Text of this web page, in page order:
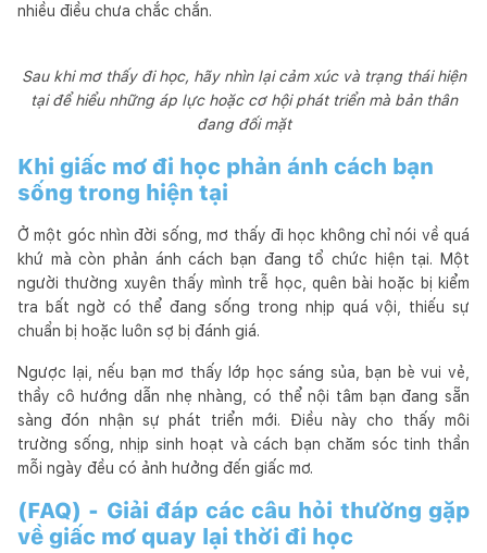
nhiều điều chưa chắc chắn.
Sau khi mơ thấy đi học, hãy nhìn lại cảm xúc và trạng thái hiện
tại để hiểu những áp lực hoặc cơ hội phát triển mà bản thân
đang đối mặt
Khi giấc mơ đi học phản ánh cách bạn
sống trong hiện tại
Ở một góc nhìn đời sống, mơ thấy đi học không chỉ nói về quá
khứ mà còn phản ánh cách bạn đang tổ chức hiện tại. Một
người thường xuyên thấy mình trễ học, quên bài hoặc bị kiểm
tra bất ngờ có thể đang sống trong nhịp quá vội, thiếu sự
chuẩn bị hoặc luôn sợ bị đánh giá.
Ngược lại, nếu bạn mơ thấy lớp học sáng sủa, bạn bè vui vẻ,
thầy cô hướng dẫn nhẹ nhàng, có thể nội tâm bạn đang sẵn
sàng đón nhận sự phát triển mới. Điều này cho thấy môi
trường sống, nhịp sinh hoạt và cách bạn chăm sóc tinh thần
mỗi ngày đều có ảnh hưởng đến giấc mơ.
(FAQ) - Giải đáp các câu hỏi thường gặp
về giấc mơ quay lại thời đi học